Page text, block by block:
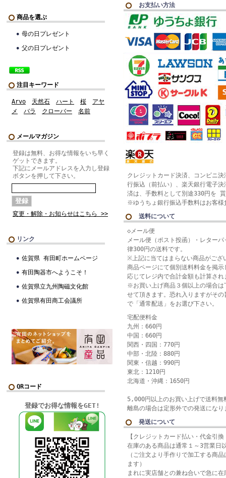
商品を選ぶ
母の日プレゼント
父の日プレゼント
注目キーワード
Arvo 天然石 ハート 桜
アヤ
メ
バラ クローバー 名前
メールマガジン
登録は無料、お得な情報をいち早く
ゲットできます。
下記にメールアドレスを入力し登録
ボタンを押して下さい。
変更・解除・お知らせはこちら >>
リンク
佐賀県 有田町ホームページ
有田陶器市へようこそ！
佐賀県立九州陶磁文化館
佐賀県有田商工会議所
QRコード
登録でお得な情報をGET!
お支払い方法
クレジットカード決済、コンビニ
行振込（前払い）、楽天銀行電子
済は、手数料として別途330円を
※ゆうちょ銀行振込手数料はお客様
送料について
◇メール便
メール便（ポスト投函）・レター
律300円の送料です。
※上記に当てはまらない商品がござ
商品ページにて個別送料料金を掲
応じてレジ内で合計金額も計算され
※お買い上げ商品３個以上の場合は
せて頂きます。恐れ入りますがそ
で「通常配送」をお選び下さい。
宅配便料金
九州：660円
中国：660円
関西・四国：770円
中部・北陸：880円
関東・信越：990円
東北：1210円
北海道・沖縄：1650円
5,000円以上のお買い上げで送料無
離島の場合は定形外での発送になり
発送について
【クレジットカード払い・代金引
在庫のある商品は通常１～3営業日
（ご注文より手作りで加工する商
ます）
まれに実店舗との兼ね合いで急に